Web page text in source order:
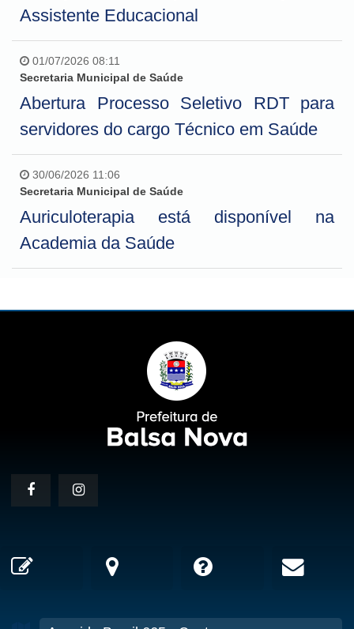
Assistente Educacional
01/07/2026 08:11
Secretaria Municipal de Saúde
Abertura Processo Seletivo RDT para
servidores do cargo Técnico em Saúde
30/06/2026 11:06
Secretaria Municipal de Saúde
Auriculoterapia está disponível na
Academia da Saúde